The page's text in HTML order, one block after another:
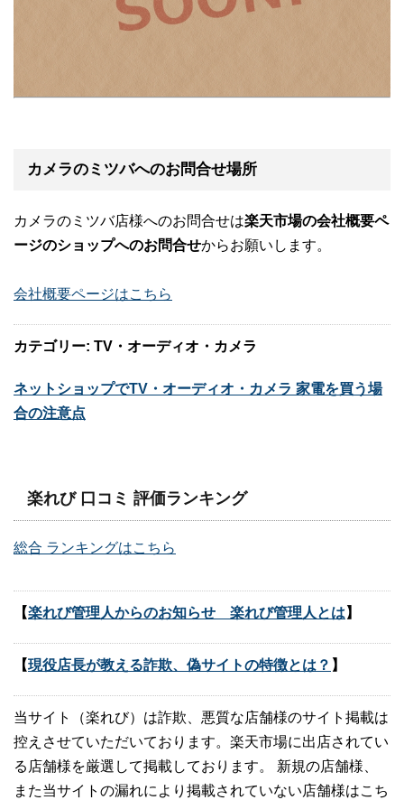
カメラのミツバへのお問合せ場所
カメラのミツバ店様へのお問合せは楽天市場の会社概要ペ
ージのショップへのお問合せからお願いします。
会社概要ページはこちら
カテゴリー: TV・オーディオ・カメラ
ネットショップでTV・オーディオ・カメラ 家電を買う場
合の注意点
楽れび 口コミ 評価ランキング
総合 ランキングはこちら
【楽れび管理人からのお知らせ 楽れび管理人とは 】
【現役店長が教える詐欺、偽サイトの特徴とは？ 】
当サイト（楽れび）は詐欺、悪質な店舗様のサイト掲載は
控えさせていただいております。楽天市場に出店されてい
る店舗様を厳選して掲載しております。 新規の店舗様、
また当サイトの漏れにより掲載されていない店舗様はこち